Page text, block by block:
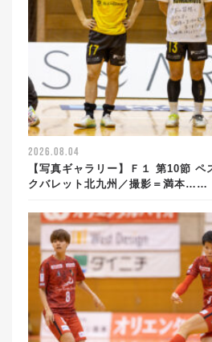
2026.08.04
【写真ギャラリー】Ｆ１ 第10節
クバレット北九州／撮影＝満本……